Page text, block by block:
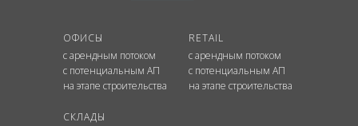
ОФИСЫ
с арендным потоком
с потенциальным АП
на этапе строительства
RETAIL
с арендным потоком
с потенциальным АП
на этапе строительства
СКЛАДЫ